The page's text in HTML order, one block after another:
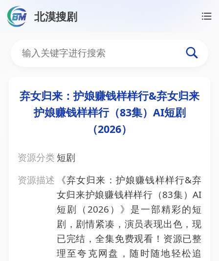
北漠搜剧
弃女归来：护娘赚钱样
弃女归来：护娘赚钱样样行&弃女归来
护娘赚钱样样行（83集）AI短剧
（2026）
资源分类 短剧
资源描述
《弃女归来：护娘赚钱样样行&弃
女归来护娘赚钱样样行（83集）AI
短剧（2026）》是一部精彩的短
剧，剧情紧凑，演员表现出色，现
已完结，全集免费观看！资源已整
理至夸克网盘，随时随地轻松追